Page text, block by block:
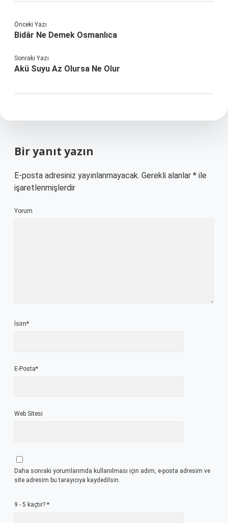
Önceki Yazı
Bidâr Ne Demek Osmanlıca
Sonraki Yazı
Akü Suyu Az Olursa Ne Olur
Bir yanıt yazın
E-posta adresiniz yayınlanmayacak. Gerekli alanlar * ile
işaretlenmişlerdir
Yorum
İsim*
E-Posta*
Web Sitesi
Daha sonraki yorumlarımda kullanılması için adım, e-posta adresim ve
site adresim bu tarayıcıya kaydedilsin.
9 - 5 kaçtır? *